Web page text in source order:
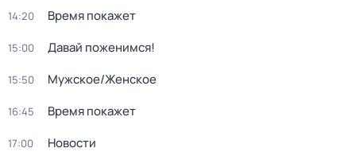
14:20 Время покажет
15:00 Давай поженимся!
15:50 Мужское/Женское
16:45 Время покажет
17:00 Новости